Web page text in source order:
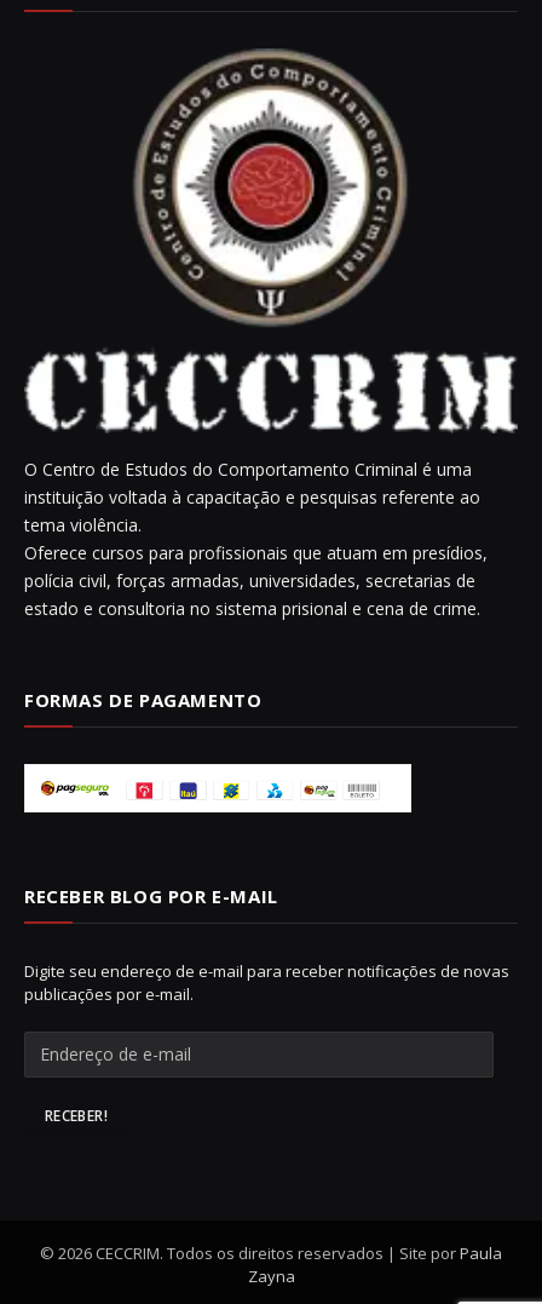
O Centro de Estudos do Comportamento Criminal é uma
instituição voltada à capacitação e pesquisas referente ao
tema violência.
Oferece cursos para profissionais que atuam em presídios,
polícia civil, forças armadas, universidades, secretarias de
estado e consultoria no sistema prisional e cena de crime.
FORMAS DE PAGAMENTO
RECEBER BLOG POR E-MAIL
Digite seu endereço de e-mail para receber notificações de novas
publicações por e-mail.
RECEBER!
© 2026 CECCRIM. Todos os direitos reservados | Site porPaula
Zayna